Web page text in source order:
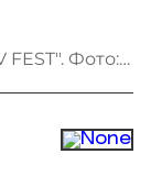
FEST". Фото: